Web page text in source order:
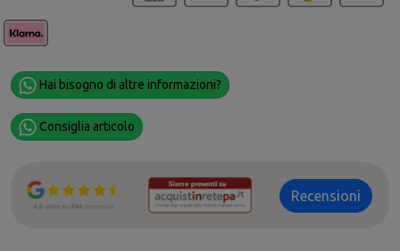
Hai bisogno di altre informazioni?
Consiglia articolo
Recensioni